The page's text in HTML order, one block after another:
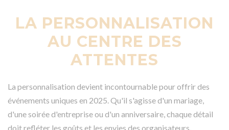
LA PERSONNALISATION
AU CENTRE DES
ATTENTES
La personnalisation devient incontournable pour offrir des
événements uniques en 2025. Qu'il s'agisse d'un mariage,
d'une soirée d'entreprise ou d'un anniversaire, chaque détail
doit refléter les goûts et les envies des organisateurs.